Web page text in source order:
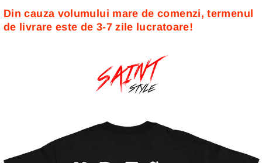
Din cauza volumului mare de comenzi, termenul
de livrare este de 3-7 zile lucratoare!